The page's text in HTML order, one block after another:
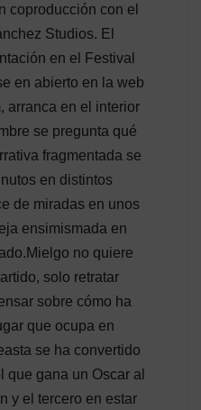
coproducción con el
Studios. El
en el Festival
en abierto en la web
arranca en el interior
se pregunta qué
fragmentada se
en distintos
de miradas en unos
ensimismada en
no quiere
solo retratar
sobre cómo ha
que ocupa en
se ha convertido
que gana un Oscar al
y el tercero en estar